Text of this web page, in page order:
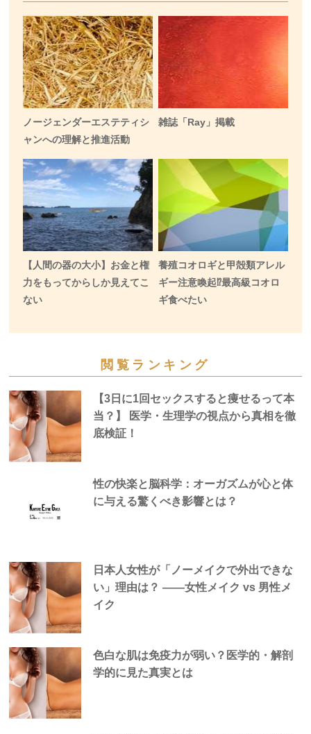
ノージェンダーエステティシ
ャンへの理解と推進活動
雑誌「Ray」掲載
【人間の器の大小】お金と権
力をもってからしか見えてこ
ない
養殖コオロギと甲殻類アレル
ギー注意喚起⁉️最高級コオロ
ギ食べたい
閲覧ランキング
【3日に1回セックスすると痩せるって本
当？】 医学・生理学の視点から真相を徹
底検証！
性の快楽と脳科学：オーガズムが心と体
に与える驚くべき影響とは？
日本人女性が「ノーメイクで外出できな
い」理由は？ —―女性メイク vs 男性メ
イク
色白な肌は免疫力が弱い？医学的・解剖
学的に見た真実とは